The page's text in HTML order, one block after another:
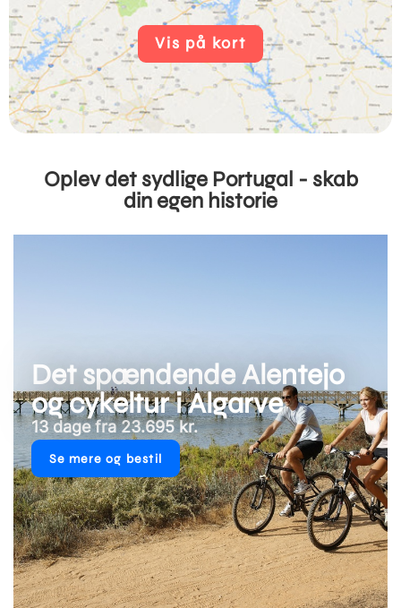
Vis på kort
Oplev det sydlige Portugal - skab
din egen historie
Det spændende Alentejo
og cykeltur i Algarve
13 dage fra 23.695 kr.
Se mere og bestil